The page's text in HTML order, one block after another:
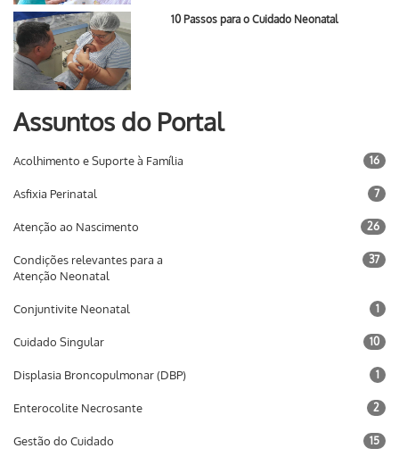
10 Passos para o Cuidado Neonatal
Assuntos do Portal
Acolhimento e Suporte à Família 16
Asfixia Perinatal 7
Atenção ao Nascimento 26
Condições relevantes para a
Atenção Neonatal
37
Conjuntivite Neonatal 1
Cuidado Singular 10
Displasia Broncopulmonar (DBP) 1
Enterocolite Necrosante 2
Gestão do Cuidado 15